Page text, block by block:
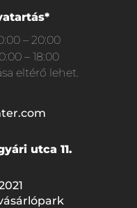
– 20:00
– 18:00
eltérő lehet.
utca 11.